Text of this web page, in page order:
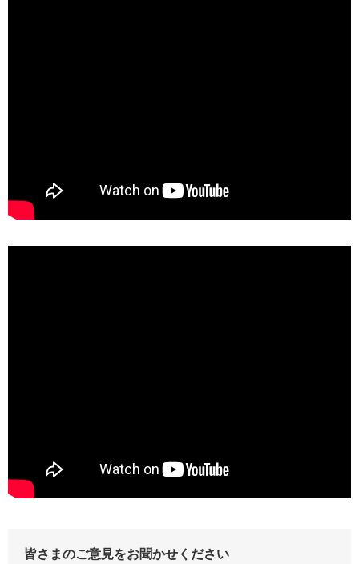
皆さまのご意見をお聞かせください